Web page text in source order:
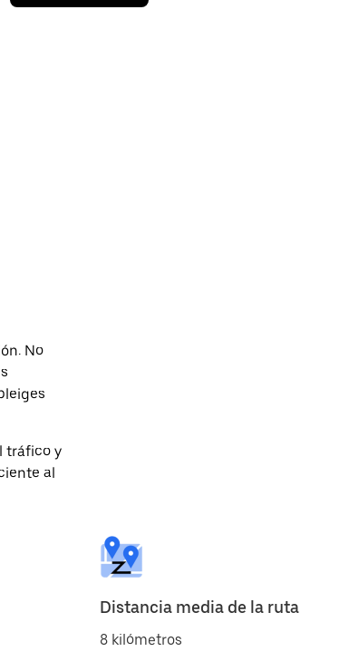
No
tráfico y
al
Distancia media de la ruta
8 kilómetros